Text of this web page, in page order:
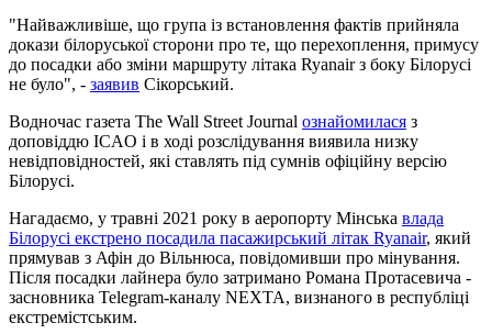
"Найважливіше, що група із встановлення фактів прийняла
докази білоруської сторони про те, що перехоплення, примусу
до посадки або зміни маршруту літака Ryanair з боку Білорусі
не було", - заявив Сікорський.
Водночас газета The Wall Street Journal ознайомилася з
доповіддю ICAO і в ході розслідування виявила низку
невідповідностей, які ставлять під сумнів офіційну версію
Білорусі.
Нагадаємо, у травні 2021 року в аеропорту Мінська влада
Білорусі екстрено посадила пасажирський літак Ryanair, який
прямував з Афін до Вільнюса, повідомивши про мінування.
Після посадки лайнера було затримано Романа Протасевича -
засновника Telegram-каналу NEXTA, визнаного в республіці
екстремістським.